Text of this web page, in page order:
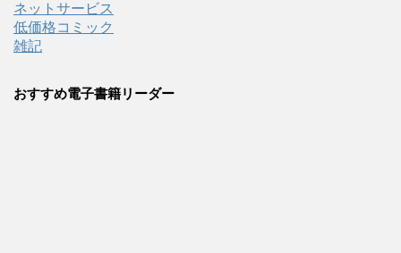
ネットサービス
低価格コミック
雑記
おすすめ電子書籍リーダー